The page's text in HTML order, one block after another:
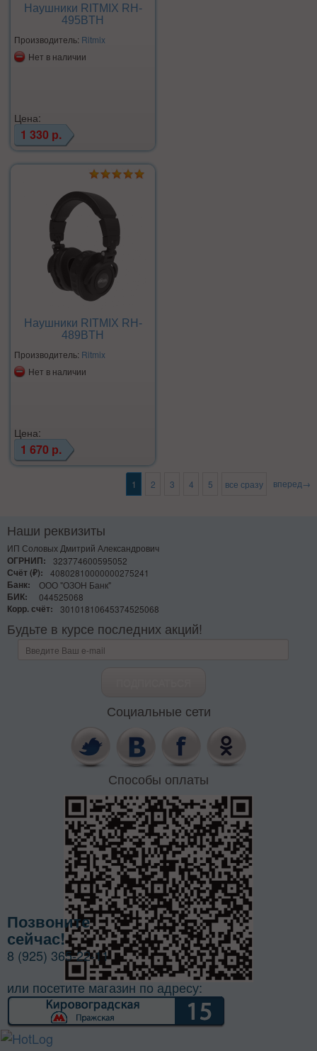
Наушники RITMIX RH-
495BTH
Производитель: Ritmix
Нет в наличии
Цена:
1 330 р.
Наушники RITMIX RH-
489BTH
Производитель: Ritmix
Нет в наличии
Цена:
1 670 р.
1 2 3 4 5 все сразу вперед→
Наши реквизиты
ИП Соловых Дмитрий Александрович
ОГРНИП:
323774600595052
Счёт (₽):
40802810000000275241
Банк:
ООО "ОЗОН Банк"
БИК:
044525068
Корр. счёт:
30101810645374525068
Будьте в курсе последних акций!
Социальные сети
Способы оплаты
Позвоните
сейчас!
8 (925) 365-22-11
или посетите магазин по адресу: